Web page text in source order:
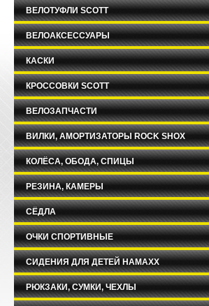
ВЕЛОТУФЛИ SCOTT
ВЕЛОАКСЕССУАРЫ
КАСКИ
КРОССОВКИ SCOTT
ВЕЛОЗАПЧАСТИ
ВИЛКИ, АМОРТИЗАТОРЫ ROCK SHOX
КОЛЁСА, ОБОДА, СПИЦЫ
РЕЗИНА, КАМЕРЫ
СЁДЛА
ОЧКИ СПОРТИВНЫЕ
СИДЕНИЯ ДЛЯ ДЕТЕЙ HAMAXX
РЮКЗАКИ, СУМКИ, ЧЕХЛЫ